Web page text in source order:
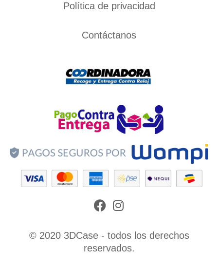
Política de privacidad
Contáctanos
Facebook
Instagram
© 2020 3DCase - todos los derechos
reservados.